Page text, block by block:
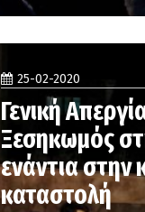
25-02-2020
Γενική
Ξεσηκωμός
ενάντια στην
καταστολή